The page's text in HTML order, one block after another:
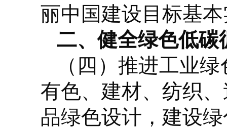
丽中国建设目标基
二、健全绿色低
（四）推进工业
有色、建材、纺织
品绿色设计，建设